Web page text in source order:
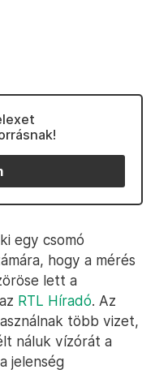
egy csomó
hogy a mérés
lett a
RTL Híradó. Az
több vizet,
náluk vízórát a
jelenség